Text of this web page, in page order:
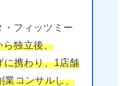
・フィッツミー
ら独立後、
に携わり、1店舗
業コンサルし、